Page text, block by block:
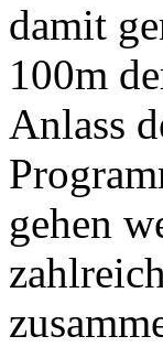
damit
100m
Anlass
gehen